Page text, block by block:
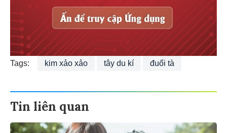
Tags: kim xảo xảo tây du kí đuổi tà
Tin liên quan